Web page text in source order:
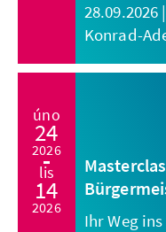
Konrad-
úno
24
2026
lis
14
2026
Ihr Weg